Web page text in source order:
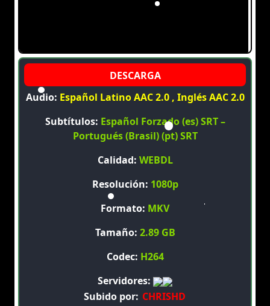
Audio: Español Latino AAC 2.0 , Inglés AAC 2.0
Subtítulos: Español Forzado (es) SRT –
Portugués (Brasil) (pt) SRT
Calidad: WEBDL
Resolución: 1080p
Formato: MKV
Tamaño: 2.89 GB
Codec: H264
Servidores:
Subido por: CHRISHD